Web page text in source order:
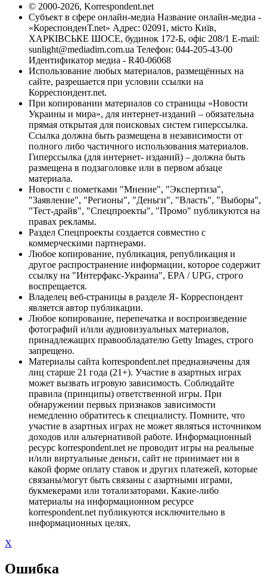
© 2000-2026, Korrespondent.net
Субъект в сфере онлайн-медиа Название онлайн-медиа -
«КореспонденТ.net» Адрес: 02091, місто Київ,
ХАРКІВСЬКЕ ШОСЕ, будинок 172-Б, офіс 208/1 E-mail:
sunlight@mediadim.com.ua Телефон: 044-205-43-00
Идентификатор медиа - R40-06068
Использование любых материалов, размещённых на
сайте, разрешается при условии ссылки на
Корреспондент.net.
При копировании материалов со страницы «Новости
Украины и мира», для интернет-изданий – обязательна
прямая открытая для поисковых систем гиперссылка.
Ссылка должна быть размещена в независимости от
полного либо частичного использования материалов.
Гиперссылка (для интернет- изданий) – должна быть
размещена в подзаголовке или в первом абзаце
материала.
Новости с пометками "Мнение", "Экспертиза",
"Заявление", "Регионы", "Деньги", "Власть", "Выборы",
"Тест-драйв", "Спецпроекты", "Промо" публикуются на
правах рекламы.
Раздел Спецпроекты создается совместно с
коммерческими партнерами.
Любое копирование, публикация, републикация и
другое распространение информации, которое содержит
ссылку на "Интерфакс-Украина", EPA / UPG, строго
воспрещается.
Владелец веб-страницы в разделе Я- Корреспондент
является автор публикации.
Любое копирование, перепечатка и воспроизведение
фотографий и/или аудиовизуальных материалов,
принадлежащих правообладателю Getty Images, строго
запрещено.
Материалы сайта korrespondent.net предназначены для
лиц старше 21 года (21+). Участие в азартных играх
может вызвать игровую зависимость. Соблюдайте
правила (принципы) ответственной игры. При
обнаружении первых признаков зависимости
немедленно обратитесь к специалисту. Помните, что
участие в азартных играх не может являться источником
доходов или альтернативой работе. Информационный
ресурс korrespondent.net не проводит игры на реальные
и/или виртуальные деньги, сайт не принимает ни в
какой форме оплату ставок и других платежей, которые
связаны/могут быть связаны с азартными играми,
букмекерами или тотализаторами. Какие-либо
материалы на информационном ресурсе
korrespondent.net публикуются исключительно в
информационных целях.
X
Ошибка